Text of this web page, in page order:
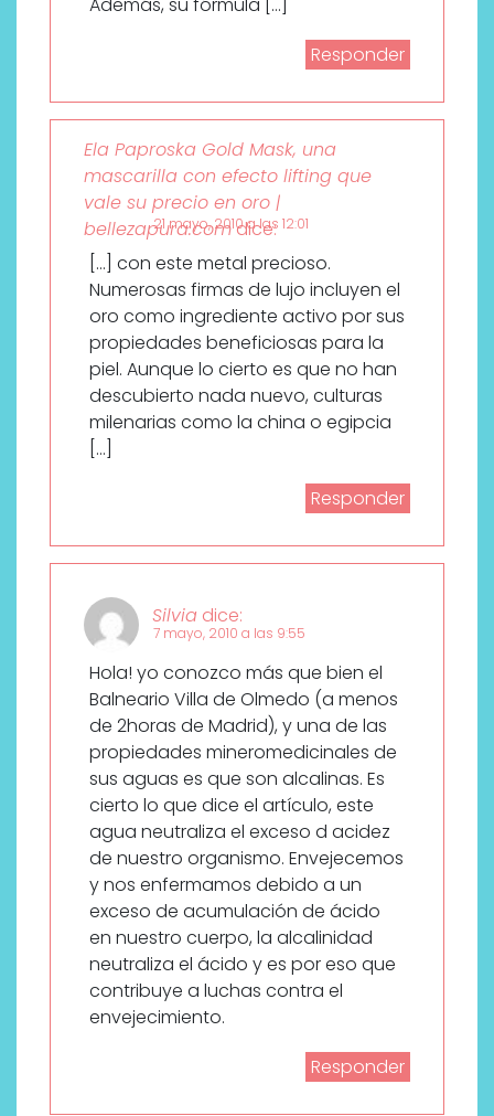
Responder
Ela Paproska Gold Mask, una
mascarilla con efecto lifting que
vale su precio en oro |
bellezapura.comdice:
21 mayo, 2010 a las 12:01
[…] con este metal precioso.
Numerosas firmas de lujo incluyen el
oro como ingrediente activo por sus
propiedades beneficiosas para la
piel. Aunque lo cierto es que no han
descubierto nada nuevo, culturas
milenarias como la china o egipcia
[…]
Responder
Silvia dice:
7 mayo, 2010 a las 9:55
Hola! yo conozco más que bien el
Balneario Villa de Olmedo (a menos
de 2horas de Madrid), y una de las
propiedades mineromedicinales de
sus aguas es que son alcalinas. Es
cierto lo que dice el artículo, este
agua neutraliza el exceso d acidez
de nuestro organismo. Envejecemos
y nos enfermamos debido a un
exceso de acumulación de ácido
en nuestro cuerpo, la alcalinidad
neutraliza el ácido y es por eso que
contribuye a luchas contra el
envejecimiento.
Responder